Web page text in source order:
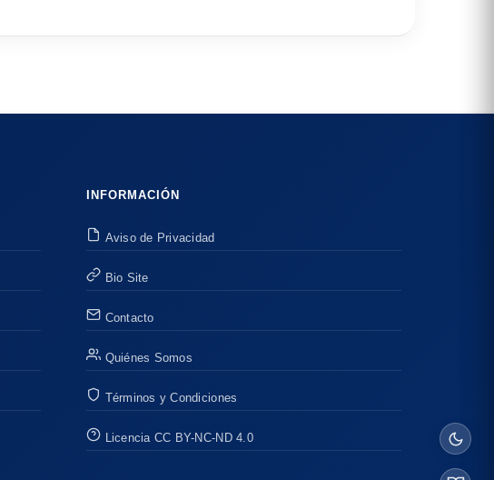
INFORMACIÓN
Aviso de Privacidad
Bio Site
Contacto
Quiénes Somos
Términos y Condiciones
Licencia CC BY-NC-ND 4.0